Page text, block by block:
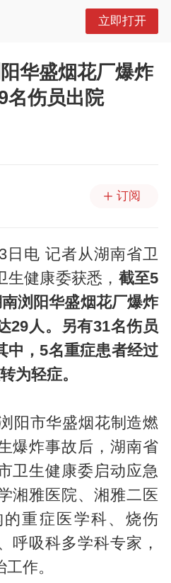
立即打开
华盛烟花厂爆炸
名伤员出院
订阅
日电 记者从湖南省卫
健康委获悉， 截至5
浏阳华盛烟花厂爆炸
29人。另有31名伤员
中，5名重症患者经过
为轻症。
阳市华盛烟花制造燃
爆炸事故后，湖南省
卫生健康委启动应急
湘雅医院、湘雅二医
重症医学科、烧伤
呼吸科多学科专家，
作。